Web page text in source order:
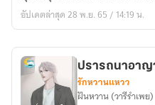
บ่วง
ดอกไม้
อัปเดตล่าสุด 28 พ.ย. 65 / 14:19 น.
ปรารถนาอาญ
รักหวานแหวว
ฝันหวาน (วารีรำเพย)